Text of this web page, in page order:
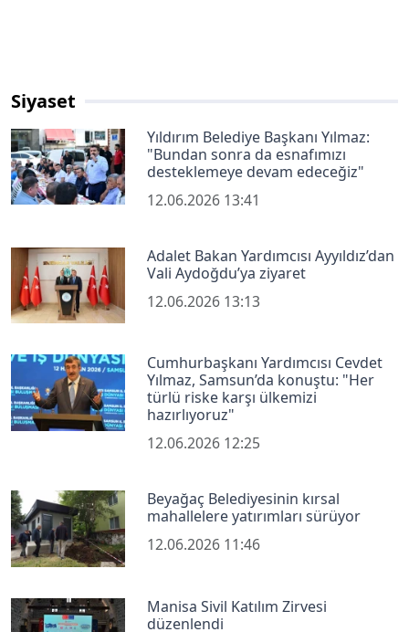
Siyaset
Yıldırım Belediye Başkanı Yılmaz:
"Bundan sonra da esnafımızı
desteklemeye devam edeceğiz"
12.06.2026 13:41
Adalet Bakan Yardımcısı Ayyıldız’dan
Vali Aydoğdu’ya ziyaret
12.06.2026 13:13
Cumhurbaşkanı Yardımcısı Cevdet
Yılmaz, Samsun’da konuştu: "Her
türlü riske karşı ülkemizi
hazırlıyoruz"
12.06.2026 12:25
Beyağaç Belediyesinin kırsal
mahallelere yatırımları sürüyor
12.06.2026 11:46
Manisa Sivil Katılım Zirvesi
düzenlendi